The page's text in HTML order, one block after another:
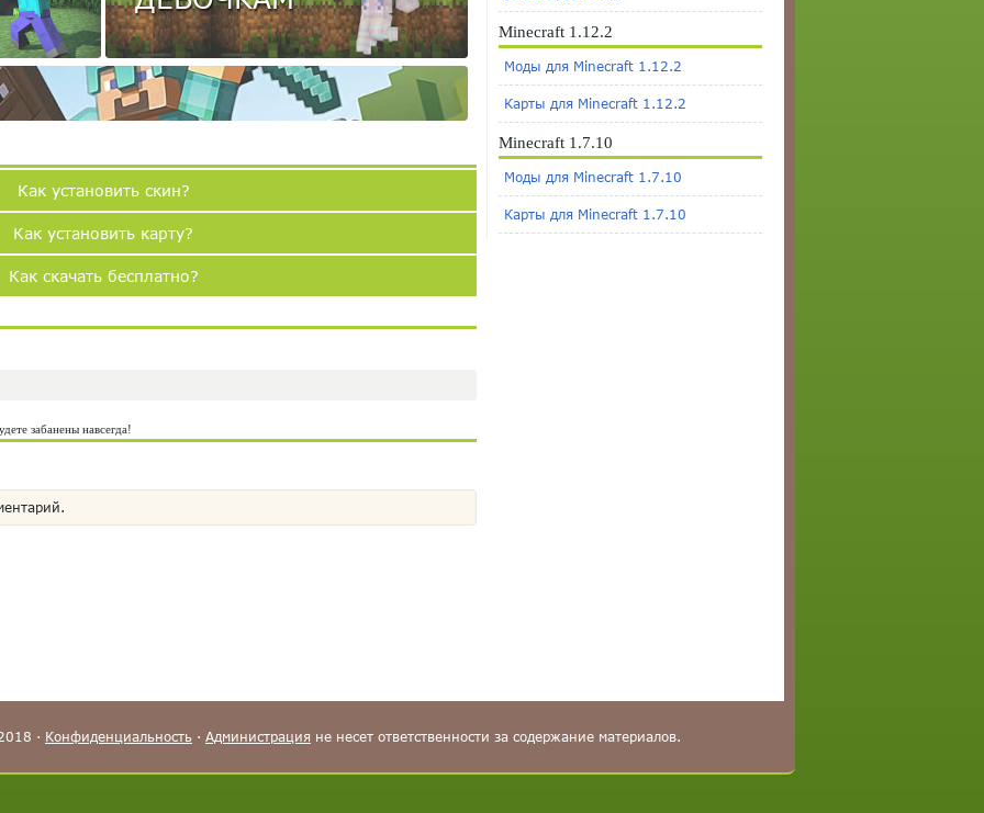
Как установить скин?
Как установить карту?
Как скачать бесплатно?
забанены навсегда!
Minecraft 1.12.2
Моды для Minecraft 1.12.2
Карты для Minecraft 1.12.2
Minecraft 1.7.10
Моды для Minecraft 1.7.10
Карты для Minecraft 1.7.10
· Конфиденциальность · Администрация не несет ответственности за содержание материалов.